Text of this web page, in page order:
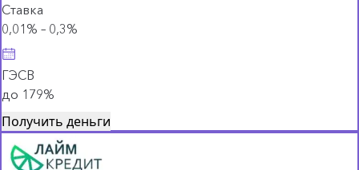
Ставка
0,01% – 0,3%
ГЭСВ
до 179%
Получить деньги